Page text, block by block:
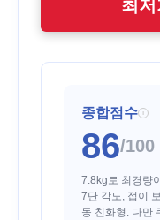
최저
종합점수 i
86/100
7.8kg로 최경량
7단 각도, 접이
동 친화형. 다만